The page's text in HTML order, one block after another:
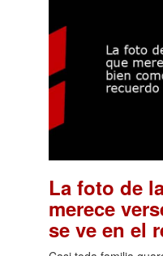
La foto de
merece
se ve en el